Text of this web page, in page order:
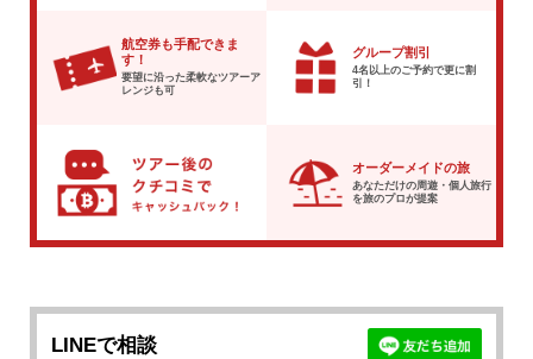
航空券も手配できま
す！
要望に沿った柔軟なツアーア
レンジも可
グループ割引
4名以上のご予約で更に割
引！
オーダーメイドの旅
あなただけの周遊・個人旅行
を旅のプロが提案
LINEで相談